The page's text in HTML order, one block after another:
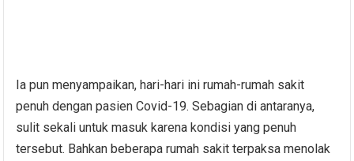
Ia pun menyampaikan, hari-hari ini rumah-rumah sakit
penuh dengan pasien Covid-19. Sebagian di antaranya,
sulit sekali untuk masuk karena kondisi yang penuh
tersebut. Bahkan beberapa rumah sakit terpaksa menolak